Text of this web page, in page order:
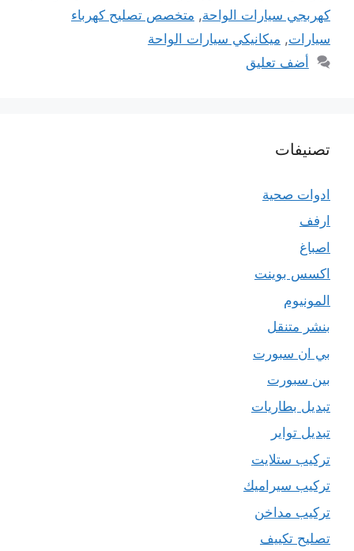
كهربجي سيارات الواحة, متخصص تصليح كهرباء
سيارات, ميكانيكي سيارات الواحة
أضف تعليق
تصنيفات
ادوات صحية
ارفف
اصباغ
اكسس بوينت
المونيوم
بنشر متنقل
بي ان سبورت
بين سبورت
تبديل بطاريات
تبديل تواير
تركيب ستلايت
تركيب سيراميك
تركيب مداخن
تصليح تكييف